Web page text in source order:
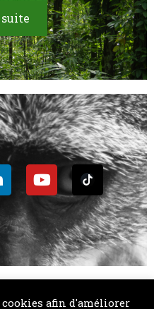
afin d'améliorer